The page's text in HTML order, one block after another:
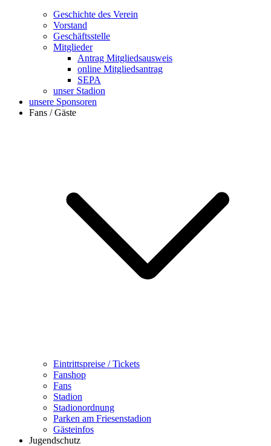
Geschichte des Verein
Vorstand
Geschäftsstelle
Mitglieder
Antrag Mitgliedsausweis
online Mitgliedsantrag
SEPA
unser Stadion
unsere Sponsoren
Fans / Gäste
Eintrittspreise / Tickets
Fanshop
Fans
Stadion
Stadionordnung
Parken am Friesenstadion
Gästeinfos
Jugendschutz